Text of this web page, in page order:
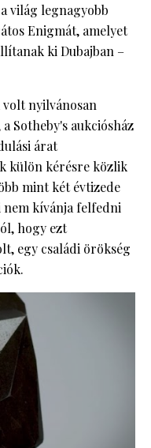
világ legnagyobb
Enigmát, amelyet
ki Dubajban –
nyilvánosan
Sotheby's aukciósház
árat
külön kérésre közlik
mint két évtizede
kívánja felfedni
hogy ezt
egy családi örökség